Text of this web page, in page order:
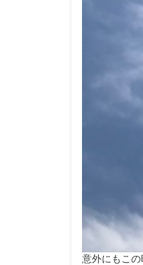
意外にもこ